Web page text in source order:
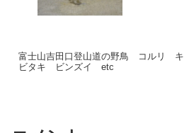
富士山吉田口登山道の野鳥 コルリ キ
ビタキ ビンズイ etc